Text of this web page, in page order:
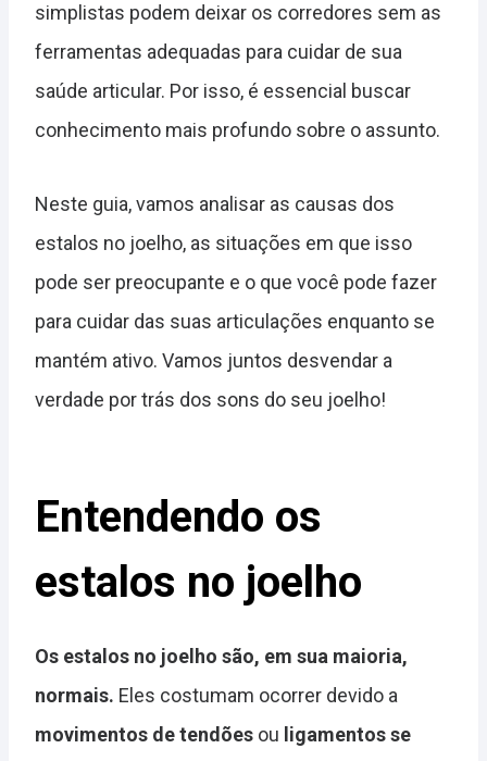
simplistas podem deixar os corredores sem as
ferramentas adequadas para cuidar de sua
saúde articular. Por isso, é essencial buscar
conhecimento mais profundo sobre o assunto.
Neste guia, vamos analisar as causas dos
estalos no joelho, as situações em que isso
pode ser preocupante e o que você pode fazer
para cuidar das suas articulações enquanto se
mantém ativo. Vamos juntos desvendar a
verdade por trás dos sons do seu joelho!
Entendendo os
estalos no joelho
Os estalos no joelho são, em sua maioria,
normais. Eles costumam ocorrer devido a
movimentos de tendões ou ligamentos se